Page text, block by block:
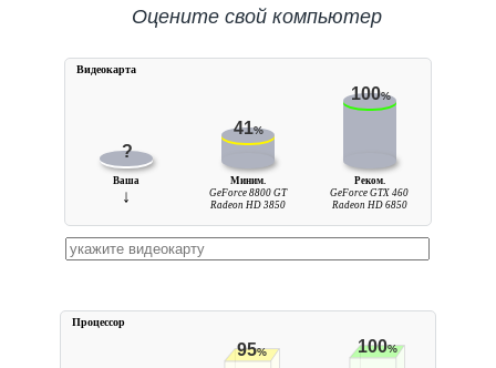
Оцените свой компьютер
?
41%
100%
Ваша
↓
Миним.
GeForce 8800 GT
Radeon HD 3850
Реком.
GeForce GTX 460
Radeon HD 6850
Видеокарта
95% 100%
Процессор